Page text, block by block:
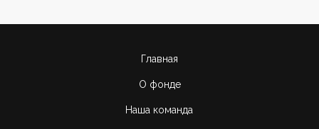
О фонде
Главная
Наша команда